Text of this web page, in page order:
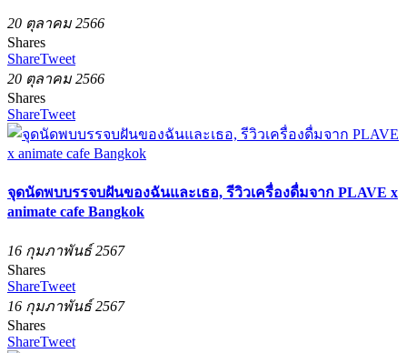
20 ตุลาคม 2566
Shares
ShareTweet
20 ตุลาคม 2566
Shares
ShareTweet
จุดนัดพบบรรจบฝันของฉันและเธอ, รีวิวเครื่องดื่มจาก PLAVE x
animate cafe Bangkok
16 กุมภาพันธ์ 2567
Shares
ShareTweet
16 กุมภาพันธ์ 2567
Shares
ShareTweet